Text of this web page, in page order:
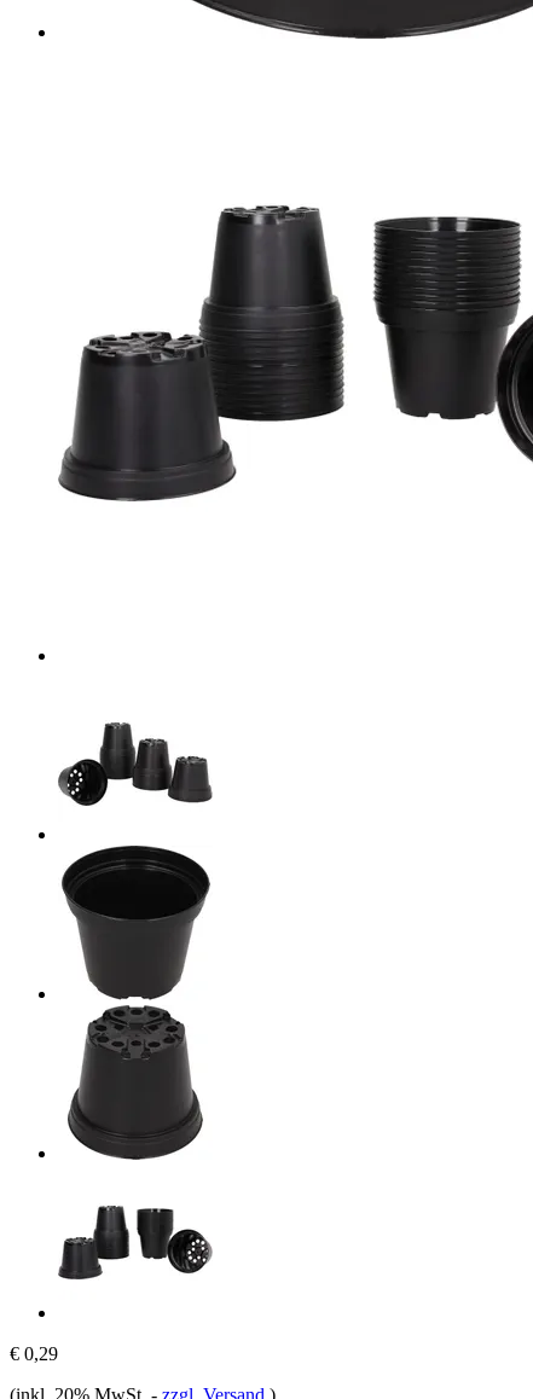
€ 0,29
(inkl. 20% MwSt. - zzgl. Versand )